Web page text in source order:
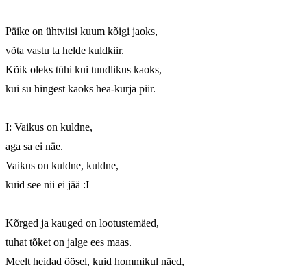
Päike on ühtviisi kuum kõigi jaoks,
võta vastu ta helde kuldkiir.
Kõik oleks tühi kui tundlikus kaoks,
kui su hingest kaoks hea-kurja piir.
I: Vaikus on kuldne,
aga sa ei näe.
Vaikus on kuldne, kuldne,
kuid see nii ei jää :I
Kõrged ja kauged on lootustemäed,
tuhat tõket on jalge ees maas.
Meelt heidad öösel, kuid hommikul näed,